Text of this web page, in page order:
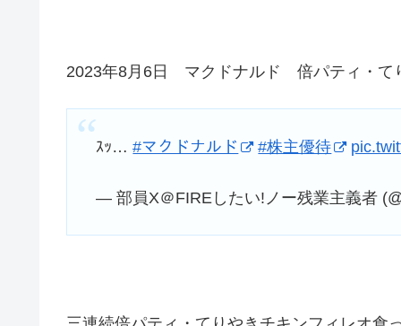
2023年8月6日 マクドナルド 倍パティ・て
ｽｯ…#マクドナルド #株主優待
— 部員X＠FIREしたい!ノー残業主義者